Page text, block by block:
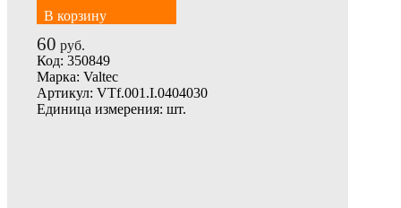
В корзину
60 руб.
Код: 350849
Марка: Valtec
Артикул: VTf.001.I.0404030
Единица измерения: шт.